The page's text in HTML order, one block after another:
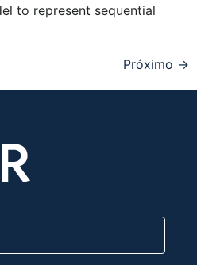
to represent sequential
Próximo →